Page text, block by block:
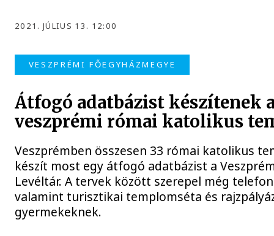
2021. JÚLIUS 13. 12:00
VESZPRÉMI FŐEGYHÁZMEGYE
Átfogó adatbázist készítenek
veszprémi római katolikus
Veszprémben összesen 33 római katolikus
készít most egy átfogó adatbázist a
Levéltár. A tervek között szerepel még
valamint turisztikai templomséta és
gyermekeknek.